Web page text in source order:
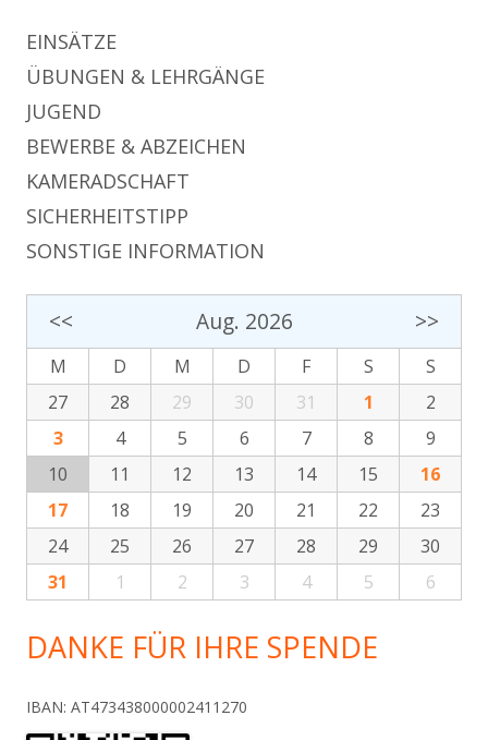
EINSÄTZE
ÜBUNGEN & LEHRGÄNGE
JUGEND
BEWERBE & ABZEICHEN
KAMERADSCHAFT
SICHERHEITSTIPP
SONSTIGE INFORMATION
<< Aug. 2026 >>
M D M D F S
S
27
28 29 30 31 1
2
3
4 5 6 7 8
9
10
11 12 13 14 15
16
17
18 19 20 21 22
23
24
25 26 27 28 29
30
31
1 2 3 4 5 6
DANKE FÜR IHRE SPENDE
IBAN: AT473438000002411270